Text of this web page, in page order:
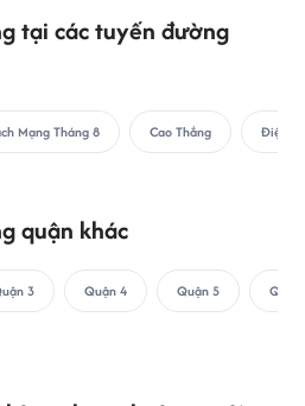
tại các tuyến đường
Mạng Tháng 8 Cao Thắng Điện
quận khác
3 Quận 4 Quận 5 Quận